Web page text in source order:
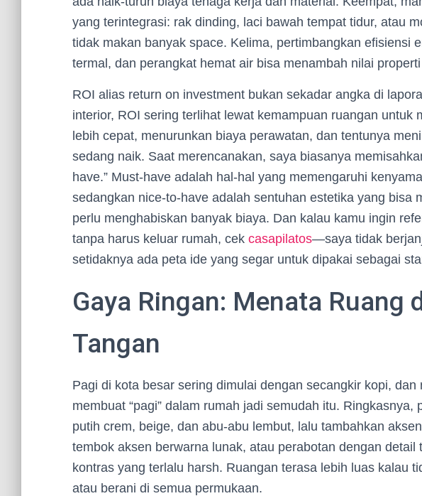
yang terintegrasi: rak dinding, laci bawah tempat tidur, atau
tidak makan banyak space. Kelima, pertimbangkan efisiensi
termal, dan perangkat hemat air bisa menambah nilai
ROI alias return on investment bukan sekadar angka di
interior, ROI sering terlihat lewat kemampuan ruangan untuk
lebih cepat, menurunkan biaya perawatan, dan tentunya
sedang naik. Saat merencanakan, saya biasanya
have.” Must-have adalah hal-hal yang memengaruhi
sedangkan nice-to-have adalah sentuhan estetika yang bisa
perlu menghabiskan banyak biaya. Dan kalau kamu ingin
tanpa harus keluar rumah, cek casapilatos—saya tidak
setidaknya ada peta ide yang segar untuk dipakai sebagai
Gaya Ringan: Menata Ruang
Tangan
Pagi di kota besar sering dimulai dengan secangkir kopi,
membuat “pagi” dalam rumah jadi semudah itu. Ringkasnya,
putih crem, beige, dan abu-abu lembut, lalu tambahkan
tembok aksen berwarna lunak, atau perabotan dengan detail
kontras yang terlalu harsh. Ruangan terasa lebih luas kalau
atau berani di semua permukaan.